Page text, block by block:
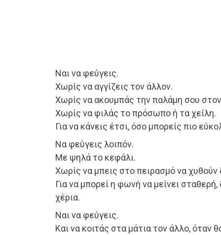
Ναι να φεύγεις.
Χωρίς να αγγίζεις τον άλλον.
Χωρίς να ακουμπάς την παλάμη σου
Χωρίς να φιλάς το πρόσωπο ή τα χείλη.
Για να κάνεις έτσι, όσο μπορείς πιο
Να φεύγεις λοιπόν.
Με ψηλά το κεφάλι.
Χωρίς να μπεις στο πειρασμό να χυθούν
Για να μπορεί η φωνή να μείνει
χέρια.
Ναι να φεύγεις.
Και να κοιτάς στα μάτια τον άλλο, όταν